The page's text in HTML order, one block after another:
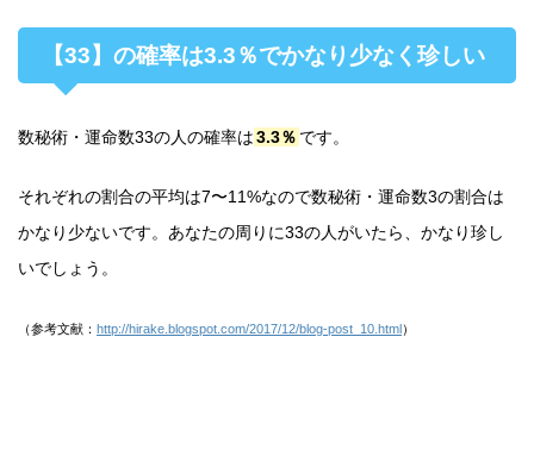
【33】の確率は3.3％でかなり少なく珍しい
数秘術・運命数33の人の確率は3.3％ です。
それぞれの割合の平均は7〜11%なので数秘術・運命数3の割合は
かなり少ないです。あなたの周りに33の人がいたら、かなり珍し
いでしょう。
（参考文献： http://hirake.blogspot.com/2017/12/blog-post_10.html）